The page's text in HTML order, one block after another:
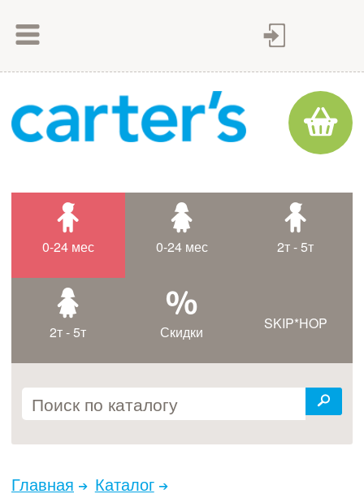
Как оплатить
Доставка товара
Контакты
0-24 мес 0-24 мес 2т - 5т
2т - 5т Скидки SKIP*HOP
Главная
Каталог